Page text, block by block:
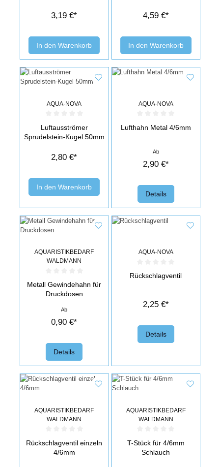
3,19 €*
In den Warenkorb
4,59 €*
In den Warenkorb
AQUA-NOVA
Luftausströmer
Sprudelstein-Kugel 50mm
2,80 €*
In den Warenkorb
AQUA-NOVA
Lufthahn Metal 4/6mm
Ab
2,90 €*
Details
AQUARISTIKBEDARF
WALDMANN
Durchschnittliche Bewertung von 0 von 5 Sternen
Metall Gewindehahn für
Druckdosen
Ab
0,90 €*
Details
AQUA-NOVA
Rückschlagventil
2,25 €*
Details
AQUARISTIKBEDARF
WALDMANN
Rückschlagventil einzeln
4/6mm
AQUARISTIKBEDARF
WALDMANN
T-Stück für 4/6mm
Schlauch